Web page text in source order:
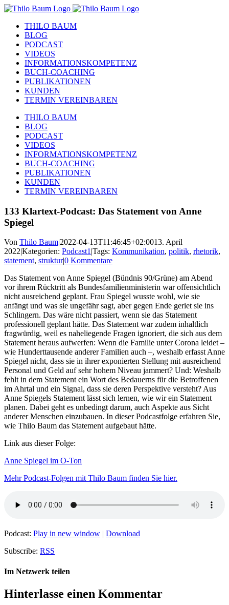
Zum
springenTHILO BAUM
BLOG
PODCAST
VIDEOS
INFORMATIONSKOMPETENZ
BUCH-COACHING
PUBLIKATIONEN
KUNDEN
TERMIN VEREINBAREN
THILO BAUM
BLOG
PODCAST
VIDEOS
INFORMATIONSKOMPETENZ
BUCH-COACHING
PUBLIKATIONEN
KUNDEN
TERMIN VEREINBAREN
133 Klartext-Podcast: Das Statement von Anne
Spiegel
Von Thilo Baum|2022-04-13T11:46:45+02:0013. April
2022|Kategorien: Podcast1|Tags: Kommunikation, politik, rhetorik,
statement, struktur|0 Kommentare
Das Statement von Anne Spiegel (Bündnis 90/Grüne) am Abend
vor ihrem Rücktritt als Bundesfamilienministerin war offensichtlich
nicht ausreichend geplant. Frau Spiegel wusste wohl, wie sie
anfängt und was sie ungefähr sagt, aber gegen Ende geriet sie ins
Schlingern. Das wäre nicht passiert, wenn sie das Statement
professionell geplant hätte. Das Statement war zudem inhaltlich
fragwürdig, weil es naheliegende Fragen ignoriert, die sich aus dem
Statement heraus aufwerfen: Wenn die Familie unter Corona leidet –
wie Hunderttausende anderer Familien auch –, weshalb erfasst Anne
Spiegel nicht, dass sie in ihrer exponierten Stellung mit ausreichend
Personal und Geld auf sehr hohem Niveau jammert? Und: Weshalb
fehlt in dem Statement ein Wort des Bedauerns für die Betroffenen
im Ahrtal und ein Signal, dass sie deren Perspektive versteht? Aus
Anne Spiegels Statement lässt sich lernen, wie wir ein Statement
planen. Dabei geht es unbedingt darum, auch Aspekte aus Sicht
anderer Menschen einzubauen. In dieser Podcastfolge erfahren Sie,
wie Thilo Baum das Statement aufgebaut hätte.
Link aus dieser Folge:
Anne Spiegel im O-Ton
Mehr Podcast-Folgen mit Thilo Baum finden Sie hier.
Podcast: Play in new window | Download
Subscribe: RSS
Im Netzwerk teilen
Facebook
X
LinkedIn
WhatsApp
Tumblr
Pinterest
E-
Mail
Hinterlasse einen Kommentar